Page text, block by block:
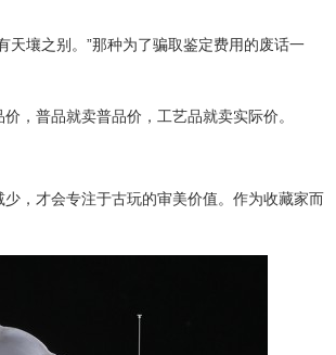
天壤之别。”那种为了骗取鉴定费用的废话一
，普品就卖普品价，工艺品就卖实际价。
，才会专注于古玩的审美价值。作为收藏家而